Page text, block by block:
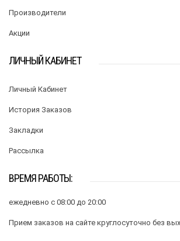
Производители
Акции
ЛИЧНЫЙ КАБИНЕТ
Личный Кабинет
История Заказов
Закладки
Рассылка
ВРЕМЯ РАБОТЫ:
ежедневно с 08:00 до 20:00
Прием заказов на сайте круглосуточно без